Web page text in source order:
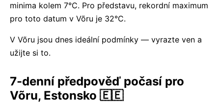
minima kolem 7°C. Pro představu, rekordní maximum
pro toto datum v Võru je 32°C.
V Võru jsou dnes ideální podmínky — vyrazte ven a
užijte si to.
7-denní předpověď počasí pro
Võru, Estonsko 🇪🇪